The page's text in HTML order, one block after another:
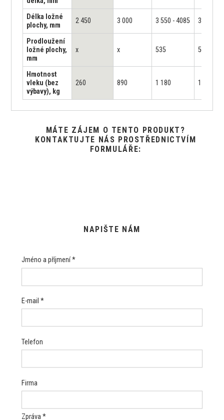
Délka ložné
plochy, mm
2 450 3 000 3 550 - 4085 3 680 - 4
Prodloužení
ložné plochy,
mm
x x 535 535
Hmotnost
vleku (bez
výbavy), kg
260 890 1 180 1 350
MÁTE ZÁJEM O TENTO PRODUKT?
KONTAKTUJTE NÁS PROSTŘEDNICTVÍM
FORMULÁŘE:
NAPIŠTE NÁM
Jméno a příjmení *
E-mail *
Telefon
Firma
Zpráva *